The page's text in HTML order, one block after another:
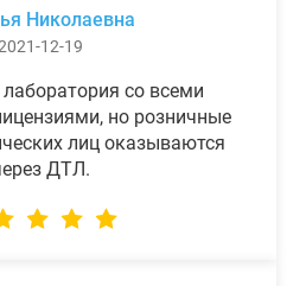
Николаевна
12-19
со всеми
но розничные
лиц оказываются
ДТЛ.